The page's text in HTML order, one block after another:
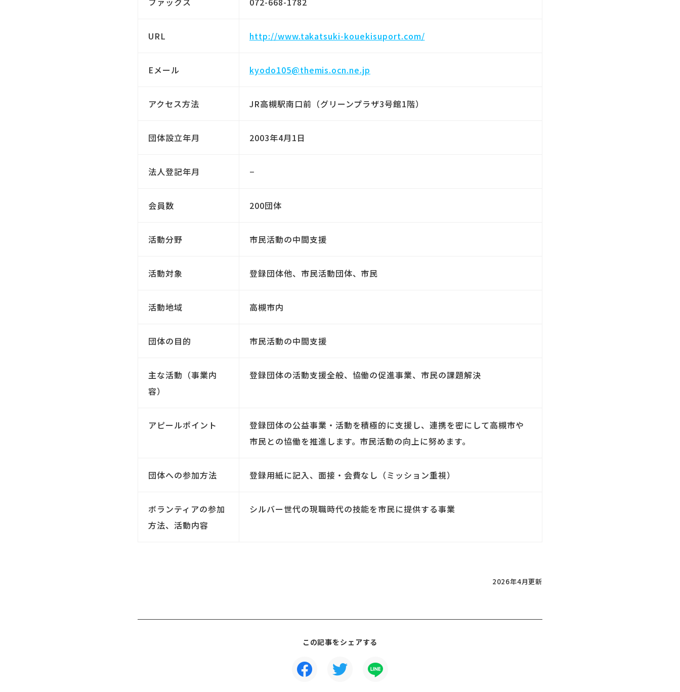
URL http://www.takatsuki-kouekisuport.com/
Eメール kyodo105@themis.ocn.ne.jp
アクセス方法 JR高槻駅南口前（グリーンプラザ3号館1階）
団体設立年月 2003年4月1日
法人登記年月 −
会員数 200団体
活動分野 市民活動の中間支援
活動対象 登録団体他、市民活動団体、市民
活動地域 高槻市内
団体の目的 市民活動の中間支援
主な活動（事業内
容）
登録団体の活動支援全般、協働の促進事業、市民の課題解決
アピールポイント
登録団体の公益事業・活動を積極的に支援し、連携を密にして高槻市や
市民との協働を推進します。市民活動の向上に努めます。
団体への参加方法 登録用紙に記入、面接・会費なし（ミッション重視）
ボランティアの参加
方法、活動内容
シルバー世代の現職時代の技能を市民に提供する事業
2026年4月更新
この記事をシェアする